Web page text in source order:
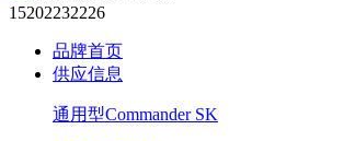
15202232226
品牌首页
供应信息
通用型Commander SK